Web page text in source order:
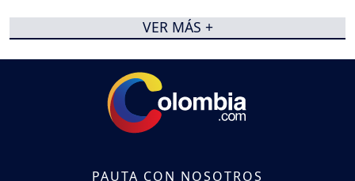
VER MÁS +
PAUTA CON NOSOTROS